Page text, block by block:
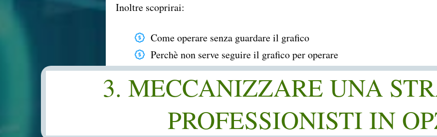
Inoltre scoprirai:
Come operare senza guardare il grafico
Perchè non serve seguire il grafico per operare
3. MECCANIZZARE UNA
PROFESSIONISTI IN